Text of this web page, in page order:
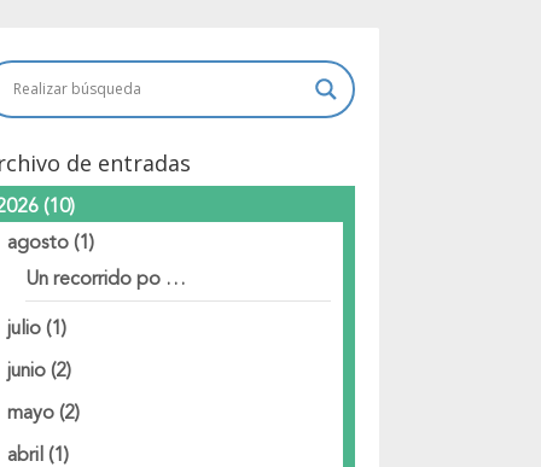
de entradas
(10)
agosto(1)
Un recorrido po …
julio(1)
junio(2)
mayo(2)
abril(1)